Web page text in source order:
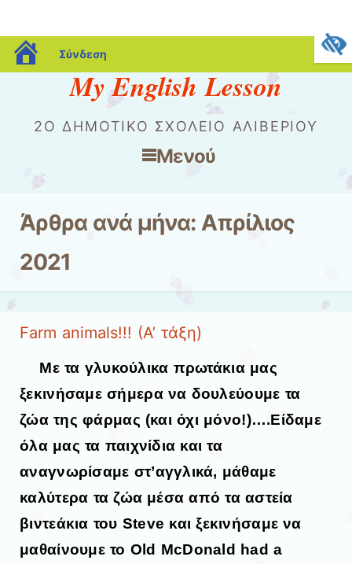
blogs.sch.gr
Σύνδεση
My English Lesson
2O ΔΗΜΟΤΙΚΌ ΣΧΟΛΕΊΟ ΑΛΙΒΕΡΊΟΥ
Μενού
Μετάβαση στο περιεχόμενο
Άρθρα ανά μήνα: Απρίλιος
2021
Farm animals!!! (Α’ τάξη)
Με τα γλυκούλικα πρωτάκια μας
ξεκινήσαμε σήμερα να δουλεύουμε τα
ζώα της φάρμας (και όχι μόνο!)….Είδαμε
όλα μας τα παιχνίδια και τα
αναγνωρίσαμε στ’αγγλικά, μάθαμε
καλύτερα τα ζώα μέσα από τα αστεία
βιντεάκια του Steve και ξεκινήσαμε να
μαθαίνουμε το Old McDonald had a